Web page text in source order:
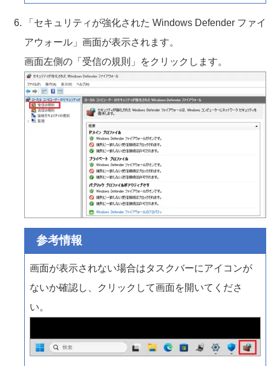
「セキュリティが強化された Windows Defender ファイ
アウォール」画面が表示されます。
画面左側の「受信の規則」をクリックします。
参考情報
画面が表示されない場合はタスクバーにアイコンが
ないか確認し、クリックして画面を開いてくださ
い。